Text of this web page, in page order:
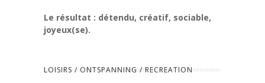
Le résultat : détendu, créatif, sociable,
joyeux(se).
LOISIRS / ONTSPANNING / RECREATION